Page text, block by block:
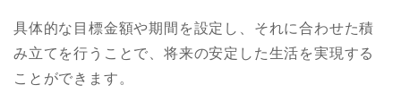
具体的な目標金額や期間を設定し、それに合わせた積
み立てを行うことで、将来の安定した生活を実現する
ことができます。